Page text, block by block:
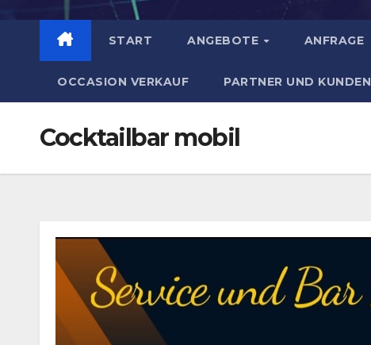
START ANGEBOTE ANFRAGE
OCCASION VERKAUF PARTNER UND KUNDEN
Cocktailbar mobil